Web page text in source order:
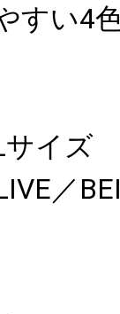
すい4
イズ
／